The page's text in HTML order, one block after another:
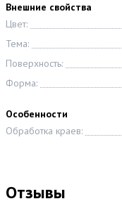
Внешние свойства
Цвет:
Тема:
Поверхность:
Форма:
Особенности
Обработка краев:
Отзывы